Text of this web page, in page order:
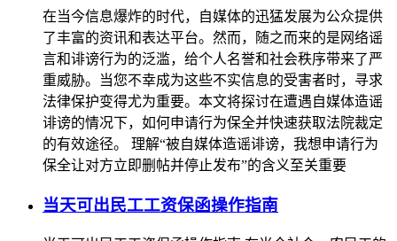
在当今信息爆炸的时代，自媒体的迅猛发展为公众提供
了丰富的资讯和表达平台。然而，随之而来的是网络谣
言和诽谤行为的泛滥，给个人名誉和社会秩序带来了严
重威胁。当您不幸成为这些不实信息的受害者时，寻求
法律保护变得尤为重要。本文将探讨在遭遇自媒体造谣
诽谤的情况下，如何申请行为保全并快速获取法院裁定
的有效途径。 理解“被自媒体造谣诽谤，我想申请行为
保全让对方立即删帖并停止发布”的含义至关重要
当天可出民工工资保函操作指南